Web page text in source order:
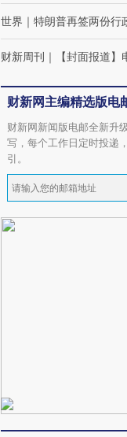
世界 ｜ 特朗普再签两份行
财新周刊 ｜ 【封面报道
财新网主编精选版电
财新网新闻版电邮全新升
写，每个工作日定时投递
引。